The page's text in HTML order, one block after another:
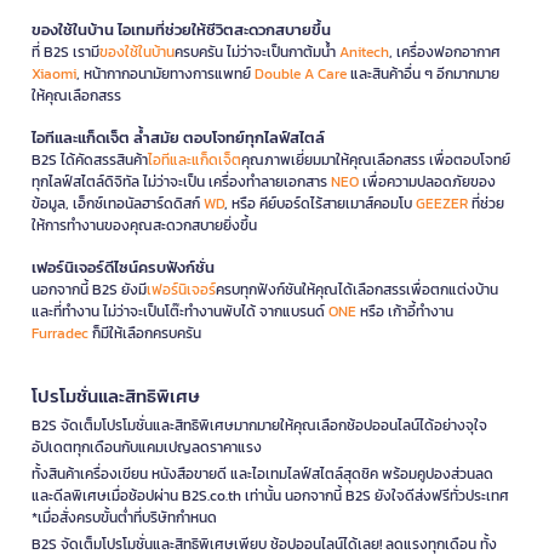
ของใช้ในบ้าน ไอเทมที่ช่วยให้ชีวิตสะดวกสบายขึ้น
ที่ B2S เรามีของใช้ในบ้านครบครัน ไม่ว่าจะเป็นกาต้มน้ำAnitech, เครื่องฟอกอากาศ
Xiaomi, หน้ากากอนามัยทางการแพทย์Double A Careและสินค้าอื่น ๆ อีกมากมาย
ให้คุณเลือกสรร
ไอทีและแก็ดเจ็ต ล้ำสมัย ตอบโจทย์ทุกไลฟ์สไตล์
B2S ได้คัดสรรสินค้าไอทีและแก็ดเจ็ตคุณภาพเยี่ยมมาให้คุณเลือกสรร เพื่อตอบโจทย์
ทุกไลฟ์สไตล์ดิจิทัล ไม่ว่าจะเป็น เครื่องทำลายเอกสารNEOเพื่อความปลอดภัยของ
ข้อมูล, เอ็กซ์เทอนัลฮาร์ดดิสก์WD, หรือ คีย์บอร์ดไร้สายเมาส์คอมโบGEEZERที่ช่วย
ให้การทำงานของคุณสะดวกสบายยิ่งขึ้น
เฟอร์นิเจอร์ดีไซน์ครบฟังก์ชั่น
นอกจากนี้ B2S ยังมีเฟอร์นิเจอร์ครบทุกฟังก์ชันให้คุณได้เลือกสรรเพื่อตกแต่งบ้าน
และที่ทำงาน ไม่ว่าจะเป็นโต๊ะทำงานพับได้ จากแบรนด์ONEหรือ เก้าอี้ทำงาน
Furradecก็มีให้เลือกครบครัน
โปรโมชั่นและสิทธิพิเศษ
B2S จัดเต็มโปรโมชั่นและสิทธิพิเศษมากมายให้คุณเลือกช้อปออนไลน์ได้อย่างจุใจ
อัปเดตทุกเดือนกับแคมเปญลดราคาแรง
ทั้งสินค้าเครื่องเขียน หนังสือขายดี และไอเทมไลฟ์สไตล์สุดชิค พร้อมคูปองส่วนลด
และดีลพิเศษเมื่อช้อปผ่าน B2S.co.th เท่านั้น นอกจากนี้ B2S ยังใจดีส่งฟรีทั่วประเทศ
*เมื่อสั่งครบขั้นต่ำที่บริษัทกำหนด
B2S จัดเต็มโปรโมชั่นและสิทธิพิเศษเพียบ ช้อปออนไลน์ได้เลย! ลดแรงทุกเดือน ทั้ง